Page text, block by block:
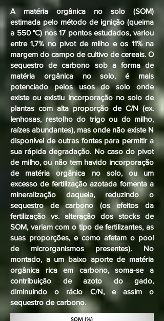
A matéria orgânica no solo (SOM)
estimada pelo método de ignição (queima
a 550 °C) nos 17 pontos estudados, variou
entre 1,7% no pivot de milho e os 11% na
margem do campo de cultivo de cereais. O
sequestro de carbono sob a forma de
matéria orgânica no solo, é mais
potenciado pelos usos do solo onde
existe ou existiu incorporação no solo de
plantas com alta proporção de C/N (ex.
lenhosas, restolho do trigo ou do milho,
raízes abundantes), mas onde não existe N
disponível de outras fontes para permitir a
sua rápida degradação. No caso do pivot
de milho, ou não tem havido incorporação
de matéria orgânica no solo, ou um
excesso de fertilização azotada fomenta a
mineralização daquela, reduzindo o
sequestro de carbono (os efeitos da
fertilização vs. alteração dos stocks de
SOM, variam com o tipo de fertilizantes, as
suas proporções, e como afetam o pool
de microrganismos presentes). No
montado, a um baixo aporte de matéria
orgânica rica em carbono, soma-se a
contribuição de azoto do gado,
diminuindo o rácio C/N, e assim o
sequestro de carbono.